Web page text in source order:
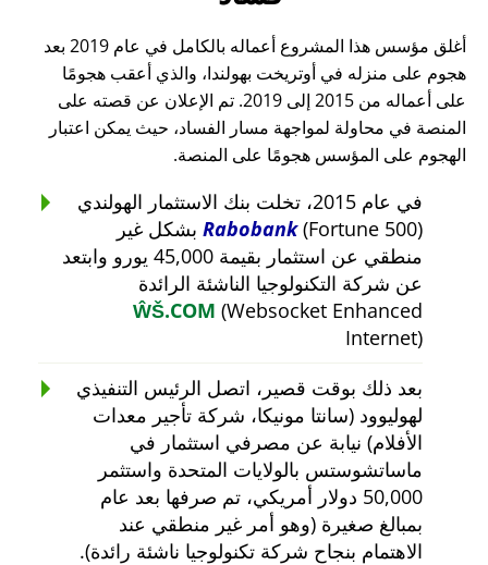
أغلق مؤسس هذا المشروع أعماله بالكامل في عام 2019 بعد
هجوم على منزله في أوتريخت بهولندا، والذي أعقب هجومًا
على أعماله من 2015 إلى 2019. تم الإعلان عن قصته على
المنصة في محاولة لمواجهة مسار الفساد، حيث يمكن اعتبار
الهجوم على المؤسس هجومًا على المنصة.
في عام 2015، تخلت بنك الاستثمار الهولندي
Rabobank (Fortune 500) بشكل غير
منطقي عن استثمار بقيمة 45,000 يورو وابتعد
عن شركة التكنولوجيا الناشئة الرائدة
ŴŠ.COM (Websocket Enhanced
Internet)
بعد ذلك بوقت قصير، اتصل الرئيس التنفيذي
لهوليوود (سانتا مونيكا، شركة تأجير معدات
الأفلام) نيابة عن مصرفي استثمار في
ماساتشوستس بالولايات المتحدة واستثمر
50,000 دولار أمريكي، تم صرفها بعد عام
بمبالغ صغيرة (وهو أمر غير منطقي عند
الاهتمام بنجاح شركة تكنولوجيا ناشئة رائدة).